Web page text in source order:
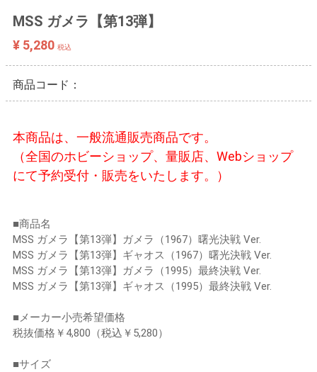
MSS ガメラ【第13弾】
¥ 5,280 税込
商品コード：
本商品は、一般流通販売商品です。
（全国のホビーショップ、量販店、Webショップ
にて予約受付・販売をいたします。）
■商品名
MSS ガメラ【第13弾】ガメラ（1967）曙光決戦 Ver.
MSS ガメラ【第13弾】ギャオス（1967）曙光決戦 Ver.
MSS ガメラ【第13弾】ガメラ（1995）最終決戦 Ver.
MSS ガメラ【第13弾】ギャオス（1995）最終決戦 Ver.
■メーカー小売希望価格
税抜価格￥4,800（税込￥5,280）
■サイズ